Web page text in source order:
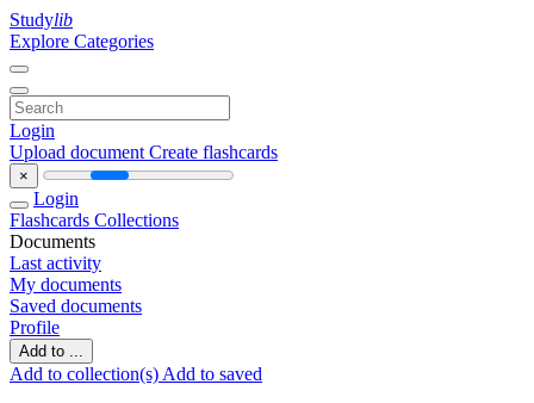
Studylib
Explore Categories
Login
Upload document Create flashcards
×
Login
Flashcards Collections
Documents
Last activity
My documents
Saved documents
Profile
Add to ...
Add to collection(s) Add to saved